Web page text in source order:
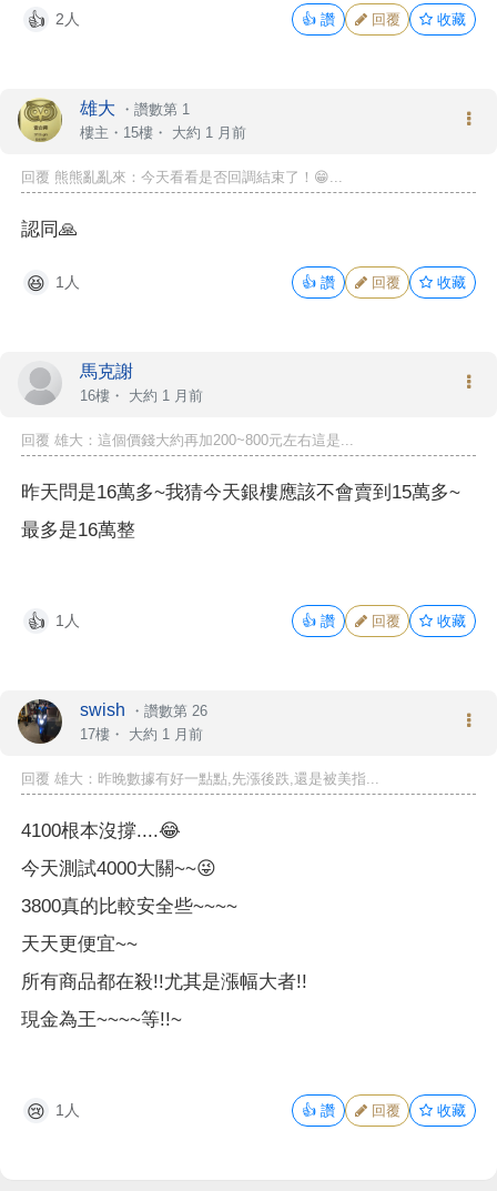
👍 2人 👍 讚 回覆 收藏
雄大 ・ 讚數第 1
樓主 ・15樓・ 大約 1 月前
回覆 熊熊亂亂來：今天看看是否回調結束了！😁...
認同🙏
😆 1人 👍 讚 回覆 收藏
馬克謝
16樓・ 大約 1 月前
回覆 雄大：這個價錢大約再加200~800元左右這是...
昨天問是16萬多~我猜今天銀樓應該不會賣到15萬多~
最多是16萬整
👍 1人 👍 讚 回覆 收藏
swish ・ 讚數第 26
17樓・ 大約 1 月前
回覆 雄大：昨晚數據有好一點點,先漲後跌,還是被美指...
4100根本沒撐....😂
今天測試4000大關~~😜
3800真的比較安全些~~~~
天天更便宜~~
所有商品都在殺!!尤其是漲幅大者!!
現金為王~~~~等!!~
😢 1人 👍 讚 回覆 收藏